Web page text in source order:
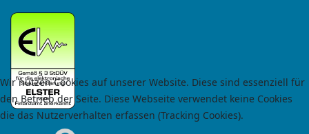
Wir nutzen Cookies auf unserer Website. Diese sind essenziell für
den Betrieb der Seite. Diese Webseite verwendet keine Cookies
die das Nutzerverhalten erfassen (Tracking Cookies).